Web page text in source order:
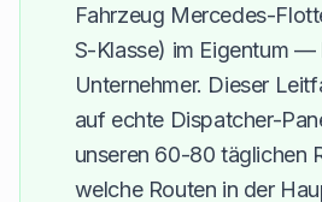
Fahrzeug Mercedes-
S-Klasse) im Eigentum —
Unternehmer. Dieser
auf echte Dispatcher-
unseren 60-80 täglichen
welche Routen in der